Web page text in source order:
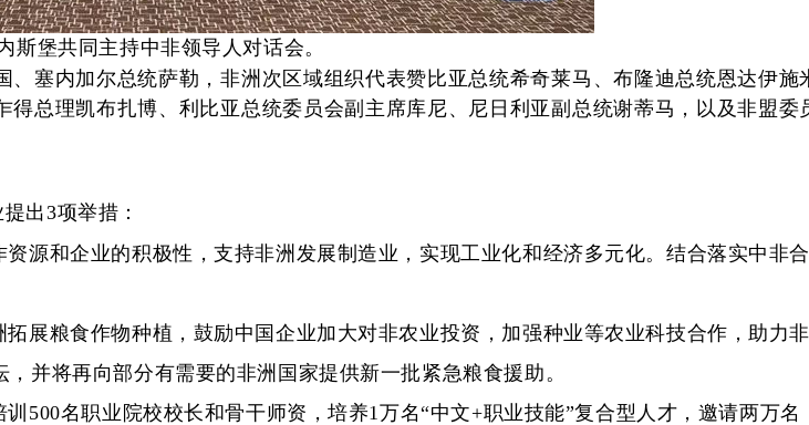
堡共同主持中非领导人对话会。
内加尔总统萨勒，非洲次区域组织代表赞比亚总统希奇莱马、布隆迪总统恩达伊施
总理凯布扎博、利比亚总统委员会副主席库尼、尼日利亚副总统谢蒂马，以及非盟委
出3项举措：
和企业的积极性，支持非洲发展制造业，实现工业化和经济多元化。结合落实中非
粮食作物种植，鼓励中国企业加大对非农业投资，加强种业等农业科技合作，助力
并将再向部分有需要的非洲国家提供新一批紧急粮食援助。
名职业院校校长和骨干师资，培养1万名“中文+职业技能”复合型人才，邀请两万名